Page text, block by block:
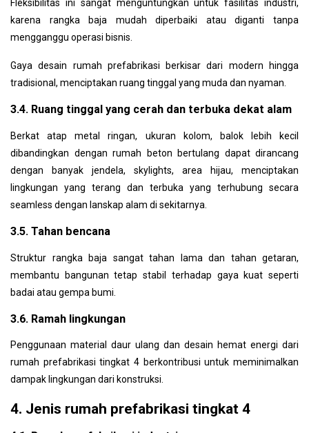
Fleksibilitas ini sangat menguntungkan untuk fasilitas industri,
karena rangka baja mudah diperbaiki atau diganti tanpa
mengganggu operasi bisnis.
Gaya desain rumah prefabrikasi berkisar dari modern hingga
tradisional, menciptakan ruang tinggal yang muda dan nyaman.
3.4. Ruang tinggal yang cerah dan terbuka dekat alam
Berkat atap metal ringan, ukuran kolom, balok lebih kecil
dibandingkan dengan rumah beton bertulang dapat dirancang
dengan banyak jendela, skylights, area hijau, menciptakan
lingkungan yang terang dan terbuka yang terhubung secara
seamless dengan lanskap alam di sekitarnya.
3.5. Tahan bencana
Struktur rangka baja sangat tahan lama dan tahan getaran,
membantu bangunan tetap stabil terhadap gaya kuat seperti
badai atau gempa bumi.
3.6. Ramah lingkungan
Penggunaan material daur ulang dan desain hemat energi dari
rumah prefabrikasi tingkat 4 berkontribusi untuk meminimalkan
dampak lingkungan dari konstruksi.
4. Jenis rumah prefabrikasi tingkat 4